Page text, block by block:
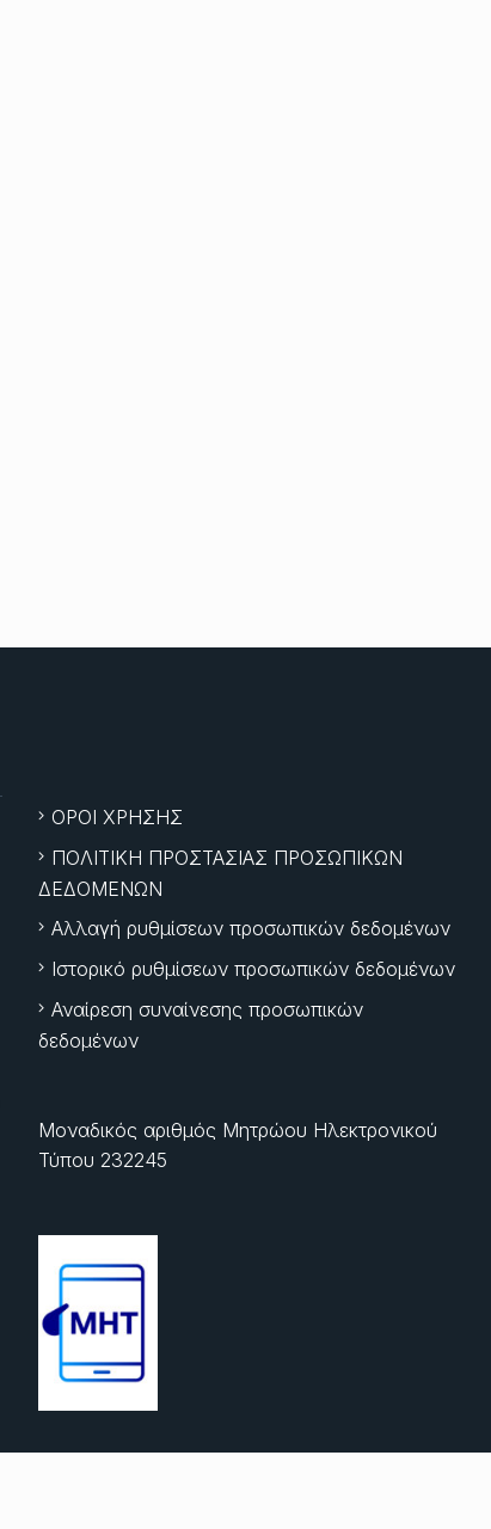
ΟΡΟΙ ΧΡΗΣΗΣ
ΠΟΛΙΤΙΚΗ ΠΡΟΣΤΑΣΙΑΣ ΠΡΟΣΩΠΙΚΩΝ
ΔΕΔΟΜΕΝΩΝ
Αλλαγή ρυθμίσεων προσωπικών δεδομένων
Ιστορικό ρυθμίσεων προσωπικών δεδομένων
Αναίρεση συναίνεσης προσωπικών
δεδομένων
Μοναδικός αριθμός Μητρώου Ηλεκτρονικού
Τύπου 232245